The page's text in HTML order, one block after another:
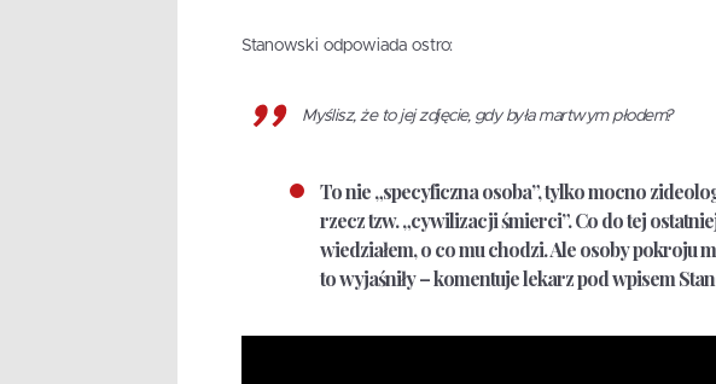
Stanowski odpowiada ostro:
Myślisz, że to jej zdjęcie, gdy była martwym płodem?
To nie „specyficzna osoba”, tylko mocno
rzecz tzw. „cywilizacji śmierci”. Co do tej
wiedziałem, o co mu chodzi. Ale osoby pokroju
to wyjaśniły – komentuje lekarz pod wpisem